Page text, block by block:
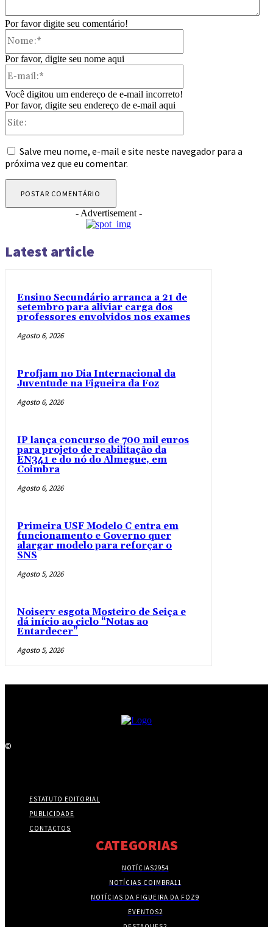
Por favor digite seu comentário!
Por favor, digite seu nome aqui
Você digitou um endereço de e-mail incorreto!
Por favor, digite seu endereço de e-mail aqui
Salve meu nome, e-mail e site neste navegador para a
próxima vez que eu comentar.
- Advertisement -
Latest article
Ensino Secundário arranca a 21 de
setembro para aliviar carga dos
professores envolvidos nos exames
Agosto 6, 2026
Profjam no Dia Internacional da
Juventude na Figueira da Foz
Agosto 6, 2026
IP lança concurso de 700 mil euros
para projeto de reabilitação da
EN341 e do nó do Almegue, em
Coimbra
Agosto 6, 2026
Primeira USF Modelo C entra em
funcionamento e Governo quer
alargar modelo para reforçar o
SNS
Agosto 5, 2026
Noiserv esgota Mosteiro de Seiça e
dá início ao ciclo “Notas ao
Entardecer”
Agosto 5, 2026
©
ESTATUTO EDITORIAL
PUBLICIDADE
CONTACTOS
CATEGORIAS
NOTÍCIAS2954
NOTÍCIAS COIMBRA11
NOTÍCIAS DA FIGUEIRA DA FOZ9
EVENTOS2